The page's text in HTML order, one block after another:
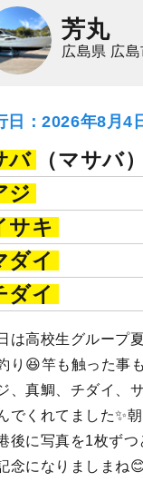
芳丸
広島県 広
日：2026年8月4
バ （マサバ）
ジ
サキ
ダイ
ダイ
は高校生グループ
り😆竿も触った事
、真鯛、チダイ、
でくれてました✨
後に写真を1枚ずつ
念になりましまね